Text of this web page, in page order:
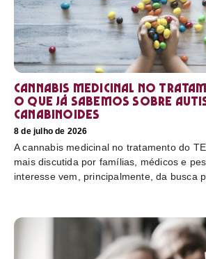
Cannabis medicinal no
o que já sabemos sobre
canabinoides
8 de julho de 2026
A cannabis medicinal no tratamento do
mais discutida por famílias, médicos e
interesse vem, principalmente, da busca